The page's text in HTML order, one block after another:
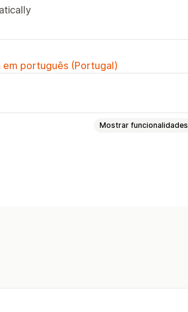
em português (Portugal)
Mostrar funcionalidades